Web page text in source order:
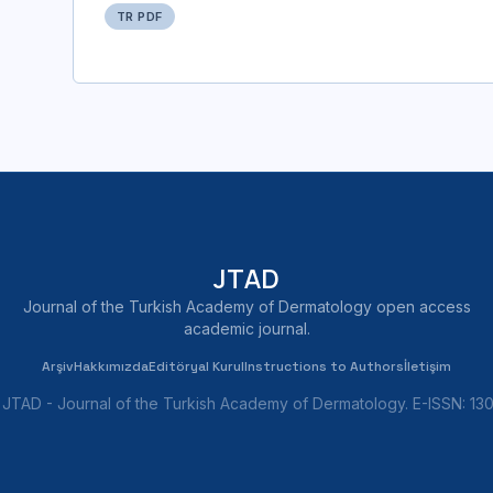
TR PDF
JTAD
Journal of the Turkish Academy of Dermatology open access
academic journal.
ArşivHakkımızdaEditöryal KurulInstructions to Authorsİletişim
- Journal of the Turkish Academy of Dermatology. E-ISSN: